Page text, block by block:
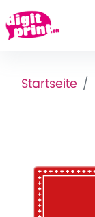
Startseite